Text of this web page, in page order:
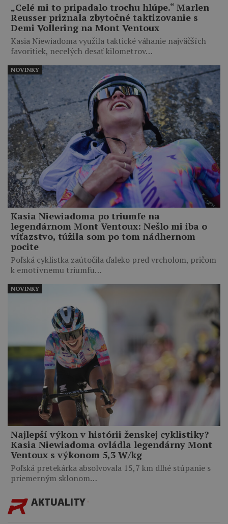
„Celé mi to pripadalo trochu hlúpe.“ Marlen
Reusser priznala zbytočné taktizovanie s
Demi Vollering na Mont Ventoux
Kasia Niewiadoma využila taktické váhanie najväčších
favoritiek, necelých desať kilometrov…
Kasia Niewiadoma po triumfe na
legendárnom Mont Ventoux: Nešlo mi iba o
víťazstvo, túžila som po tom nádhernom
pocite
Poľská cyklistka zaútočila ďaleko pred vrcholom, pričom
k emotívnemu triumfu…
NOVINKY
Najlepší výkon v histórii ženskej cyklistiky?
Kasia Niewiadoma ovládla legendárny Mont
Ventoux s výkonom 5,3 W/kg
Poľská pretekárka absolvovala 15,7 km dlhé stúpanie s
priemerným sklonom…
NOVINKY
AKTUALITY